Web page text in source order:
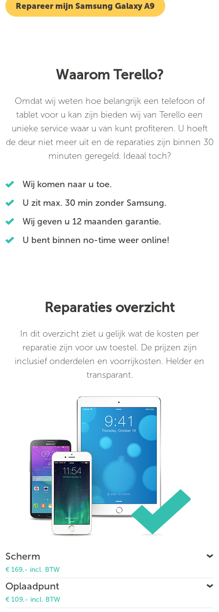
Repareer mijn Samsung Galaxy A9
Waarom Terello?
Omdat wij weten hoe belangrijk een telefoon of
tablet voor u kan zijn bieden wij van Terello een
unieke service waar u van kunt profiteren. U hoeft
de deur niet meer uit en de reparaties zijn binnen 30
minuten geregeld. Ideaal toch?
Wij komen naar u toe.
U zit max. 30 min zonder Samsung.
Wij geven u 12 maanden garantie.
U bent binnen no-time weer online!
Reparaties overzicht
In dit overzicht ziet u gelijk wat de kosten per
reparatie zijn voor uw toestel. De prijzen zijn
inclusief onderdelen en voorrijkosten. Helder en
transparant.
Scherm
€ 169,- incl. BTW
Oplaadpunt
€ 109,- incl. BTW